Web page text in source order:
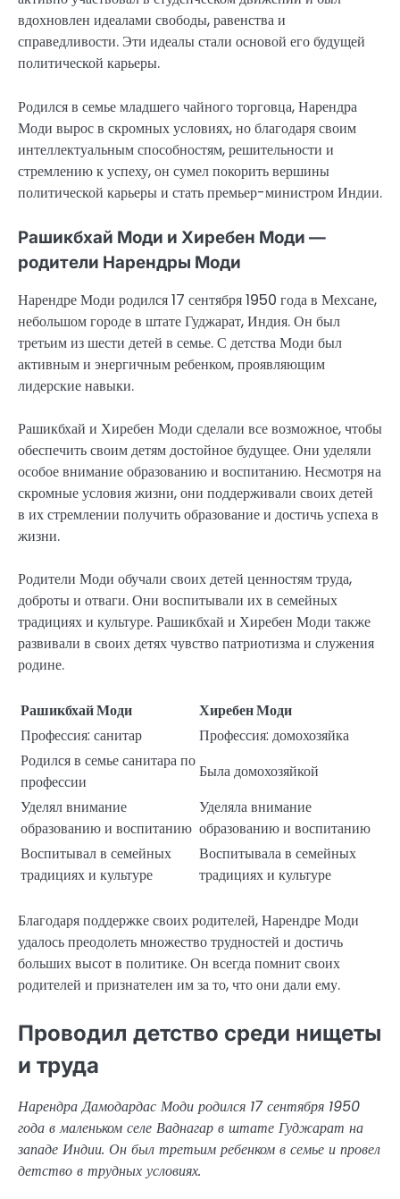
вдохновлен идеалами свободы, равенства и
справедливости. Эти идеалы стали основой его будущей
политической карьеры.
Родился в семье младшего чайного торговца, Нарендра
Моди вырос в скромных условиях, но благодаря своим
интеллектуальным способностям, решительности и
стремлению к успеху, он сумел покорить вершины
политической карьеры и стать премьер-министром Индии.
Рашикбхай Моди и Хиребен Моди —
родители Нарендры Моди
Нарендре Моди родился 17 сентября 1950 года в Мехсане,
небольшом городе в штате Гуджарат, Индия. Он был
третьим из шести детей в семье. С детства Моди был
активным и энергичным ребенком, проявляющим
лидерские навыки.
Рашикбхай и Хиребен Моди сделали все возможное, чтобы
обеспечить своим детям достойное будущее. Они уделяли
особое внимание образованию и воспитанию. Несмотря на
скромные условия жизни, они поддерживали своих детей
в их стремлении получить образование и достичь успеха в
жизни.
Родители Моди обучали своих детей ценностям труда,
доброты и отваги. Они воспитывали их в семейных
традициях и культуре. Рашикбхай и Хиребен Моди также
развивали в своих детях чувство патриотизма и служения
родине.
Рашикбхай Моди
Хиребен Моди
Профессия: санитар
Профессия: домохозяйка
Родился в семье санитара по
профессии
Была домохозяйкой
Уделял внимание
образованию и воспитанию
Уделяла внимание
образованию и воспитанию
Воспитывал в семейных
традициях и культуре
Воспитывала в семейных
традициях и культуре
Благодаря поддержке своих родителей, Нарендре Моди
удалось преодолеть множество трудностей и достичь
больших высот в политике. Он всегда помнит своих
родителей и признателен им за то, что они дали ему.
Проводил детство среди нищеты
и труда
Нарендра Дамодардас Моди родился 17 сентября 1950
года в маленьком селе Ваднагар в штате Гуджарат на
западе Индии. Он был третьим ребенком в семье и провел
детство в трудных условиях.